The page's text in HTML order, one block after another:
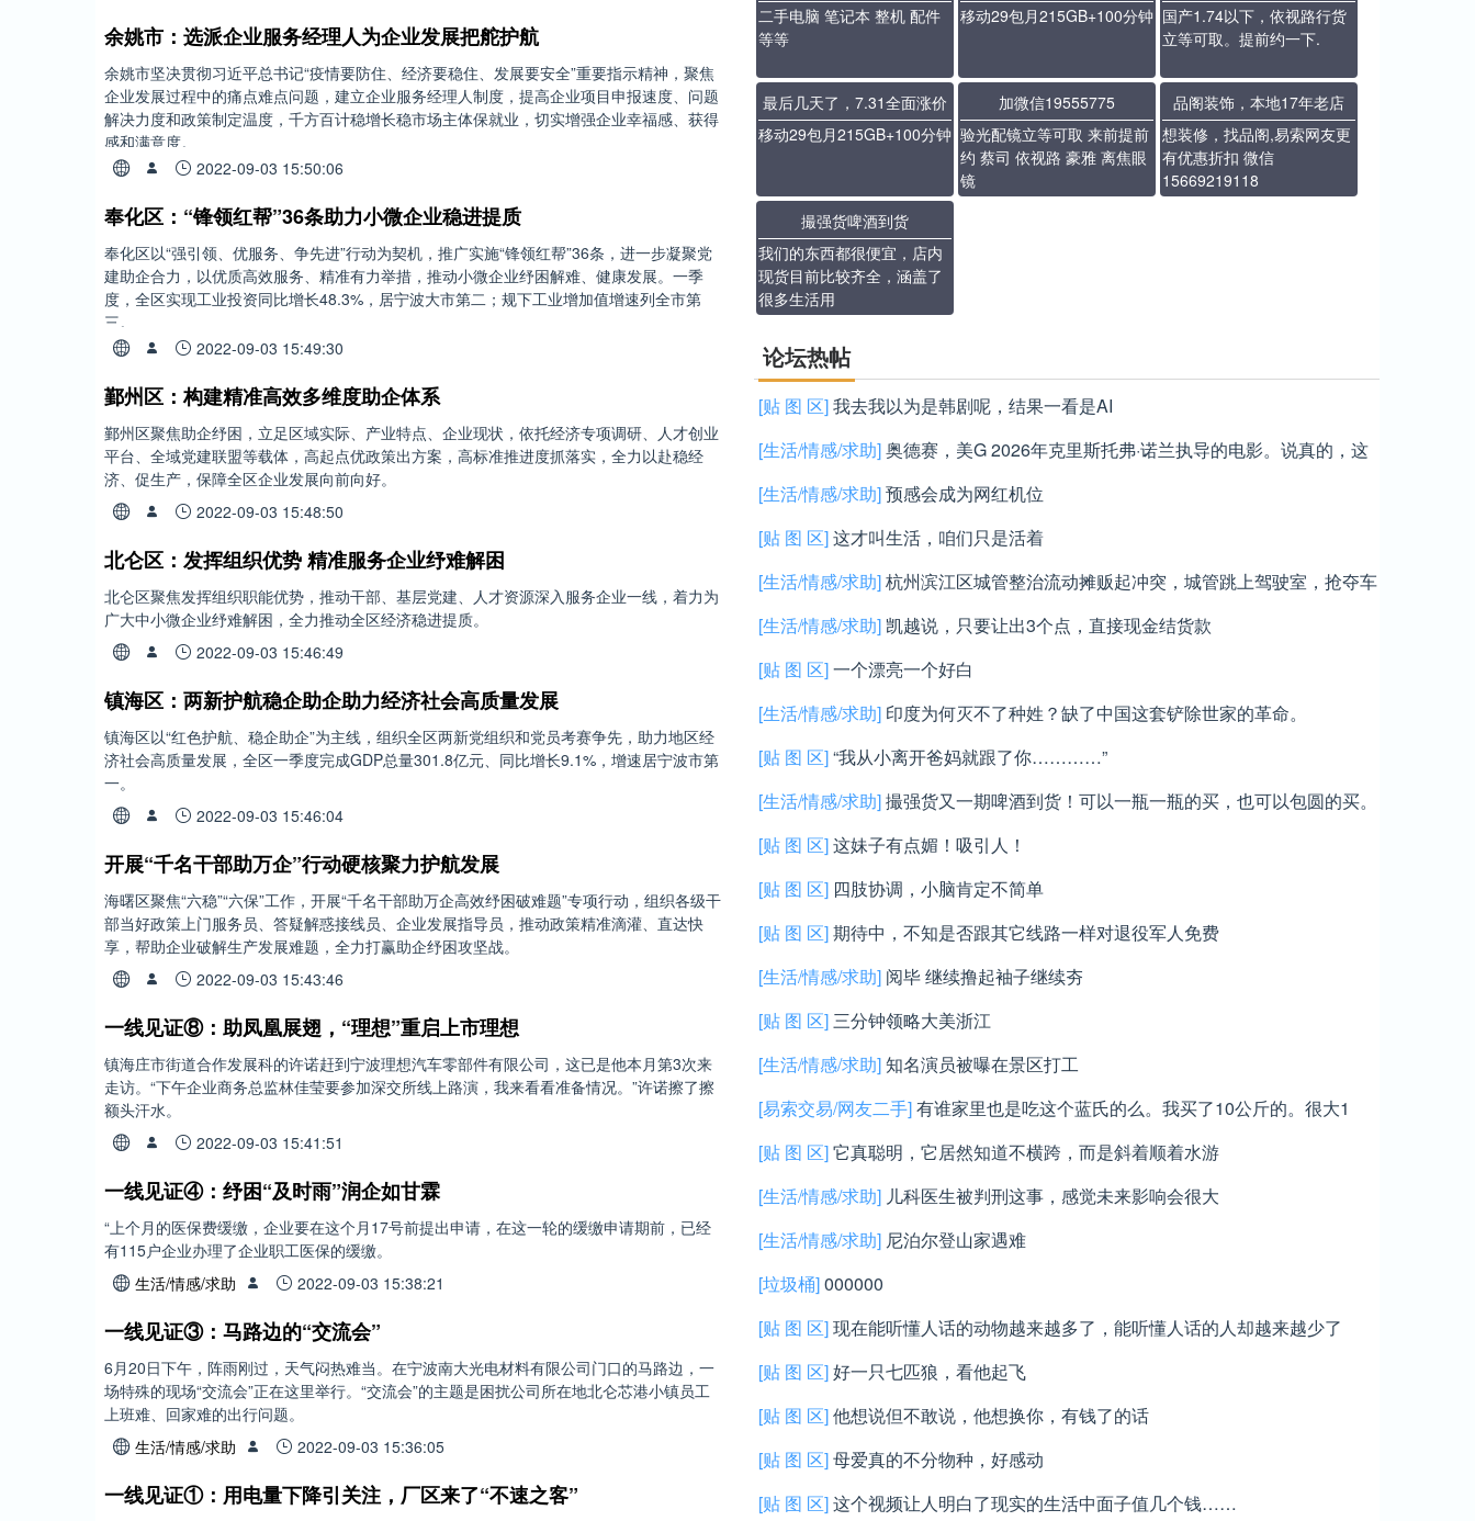
余姚市：选派企业服务经理人为企业发展把舵护航
余姚市坚决贯彻习近平总书记“疫情要防住、经济要稳住、发展要安全”重要指示精神，聚焦
企业发展过程中的痛点难点问题，建立企业服务经理人制度，提高企业项目申报速度、问题
解决力度和政策制定温度，千方百计稳增长稳市场主体保就业，切实增强企业幸福感、获得
感和满意度。
2022-09-03 15:50:06
奉化区：“锋领红帮”36条助力小微企业稳进提质
奉化区以“强引领、优服务、争先进”行动为契机，推广实施“锋领红帮”36条，进一步凝聚党
建助企合力，以优质高效服务、精准有力举措，推动小微企业纾困解难、健康发展。一季
度，全区实现工业投资同比增长48.3%，居宁波大市第二；规下工业增加值增速列全市第
三。
2022-09-03 15:49:30
鄞州区：构建精准高效多维度助企体系
鄞州区聚焦助企纾困，立足区域实际、产业特点、企业现状，依托经济专项调研、人才创业
平台、全域党建联盟等载体，高起点优政策出方案，高标准推进度抓落实，全力以赴稳经
济、促生产，保障全区企业发展向前向好。
2022-09-03 15:48:50
北仑区：发挥组织优势 精准服务企业纾难解困
北仑区聚焦发挥组织职能优势，推动干部、基层党建、人才资源深入服务企业一线，着力为
广大中小微企业纾难解困，全力推动全区经济稳进提质。
2022-09-03 15:46:49
镇海区：两新护航稳企助企助力经济社会高质量发展
镇海区以“红色护航、稳企助企”为主线，组织全区两新党组织和党员考赛争先，助力地区经
济社会高质量发展，全区一季度完成GDP总量301.8亿元、同比增长9.1%，增速居宁波市第
一。
2022-09-03 15:46:04
开展“千名干部助万企”行动硬核聚力护航发展
海曙区聚焦“六稳”“六保”工作，开展“千名干部助万企高效纾困破难题”专项行动，组织各级干
部当好政策上门服务员、答疑解惑接线员、企业发展指导员，推动政策精准滴灌、直达快
享，帮助企业破解生产发展难题，全力打赢助企纾困攻坚战。
2022-09-03 15:43:46
一线见证⑧：助凤凰展翅，“理想”重启上市理想
镇海庄市街道合作发展科的许诺赶到宁波理想汽车零部件有限公司，这已是他本月第3次来
走访。“下午企业商务总监林佳莹要参加深交所线上路演，我来看看准备情况。”许诺擦了擦
额头汗水。
2022-09-03 15:41:51
一线见证④：纾困“及时雨”润企如甘霖
“上个月的医保费缓缴，企业要在这个月17号前提出申请，在这一轮的缓缴申请期前，已经
有115户企业办理了企业职工医保的缓缴。
生活/情感/求助
2022-09-03 15:38:21
一线见证③：马路边的“交流会”
6月20日下午，阵雨刚过，天气闷热难当。在宁波南大光电材料有限公司门口的马路边，一
场特殊的现场“交流会”正在这里举行。“交流会”的主题是困扰公司所在地北仑芯港小镇员工
上班难、回家难的出行问题。
生活/情感/求助
2022-09-03 15:36:05
一线见证①：用电量下降引关注，厂区来了“不速之客”
脑
二手电脑 笔记本 整机 配件
等等
移动29包月215GB+100分钟 国产1.74以下，依视路行货
立等可取。提前约一下.
最后几天了，7.31全面涨价
移动29包月215GB+100分钟
加微信19555775
验光配镜立等可取 来前提前
约 蔡司 依视路 豪雅 离焦眼
镜
品阁装饰，本地17年老店
想装修，找品阁,易索网友更
有优惠折扣 微信
15669219118
撮强货啤酒到货
我们的东西都很便宜，店内
现货目前比较齐全，涵盖了
很多生活用
论坛热帖
[贴 图 区]我去我以为是韩剧呢，结果一看是AI
[生活/情感/求助]奥德赛，美G 2026年克里斯托弗·诺兰执导的电影。说真的，这
种历史剧跟华夏的战争历史相比，就是渣渣。
[生活/情感/求助]预感会成为网红机位
[贴 图 区]这才叫生活，咱们只是活着
[生活/情感/求助]杭州滨江区城管整治流动摊贩起冲突，城管跳上驾驶室，抢夺车
辆控制权；当地回应
[生活/情感/求助]凯越说，只要让出3个点，直接现金结货款
[贴 图 区]一个漂亮一个好白
[生活/情感/求助] 印度为何灭不了种姓？缺了中国这套铲除世家的革命。
[贴 图 区]“我从小离开爸妈就跟了你…………”
[生活/情感/求助]撮强货又一期啤酒到货！可以一瓶一瓶的买，也可以包圆的买。
有一部分的外观稍微不那么好看，请不要介意还有各类水饮，大米，生活用品如
片...
[贴 图 区]这妹子有点媚！吸引人！
[贴 图 区] 四肢协调，小脑肯定不简单
[贴 图 区]期待中，不知是否跟其它线路一样对退役军人免费
[生活/情感/求助] 阅毕 继续撸起袖子继续夯
[贴 图 区]三分钟领略大美浙江
[生活/情感/求助]知名演员被曝在景区打工
[易索交易/网友二手]有谁家里也是吃这个蓝氏的么。我买了10公斤的。很大1
包。出一半。5公斤。13元1斤买的。袋子我可以不要。
[贴 图 区]它真聪明，它居然知道不横跨，而是斜着顺着水游
[生活/情感/求助] 儿科医生被判刑这事，感觉未来影响会很大
[生活/情感/求助] 尼泊尔登山家遇难
[垃圾桶]000000
[贴 图 区]现在能听懂人话的动物越来越多了，能听懂人话的人却越来越少了
[贴 图 区]好一只七匹狼，看他起飞
[贴 图 区]他想说但不敢说，他想换你，有钱了的话
[贴 图 区]母爱真的不分物种，好感动
[贴 图 区]这个视频让人明白了现实的生活中面子值几个钱……